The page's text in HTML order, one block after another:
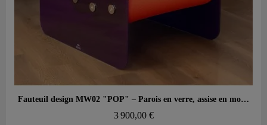
Aperçu rapide Fauteuil design MW02 "POP" – Parois en verre, assise en mousse
3 900,00 €